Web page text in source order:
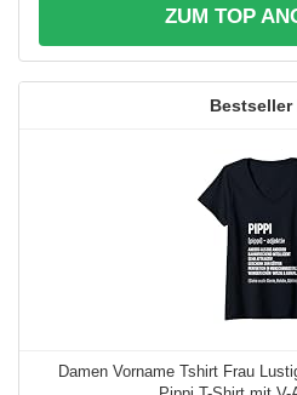
ZUM TOP
Damen Vorname Tshirt Frau